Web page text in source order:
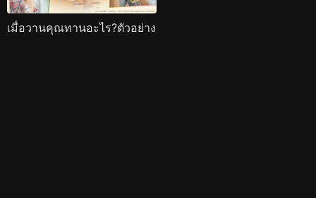
เมื่อวานคุณทานอะไร?ตัวอย่าง